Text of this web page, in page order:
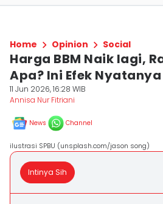
Home Opinion Social
Harga BBM Naik lagi,
Apa? Ini Efek Nyatanya
11 Jun 2026, 16:28 WIB
Annisa Nur Fitriani
News Channel
ilustrasi SPBU (unsplash.com/jason song)
Intinya Sih